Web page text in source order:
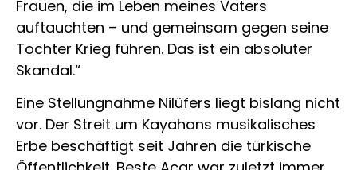
Frauen, die im Leben meines Vaters
auftauchten – und gemeinsam gegen seine
Tochter Krieg führen. Das ist ein absoluter
Skandal.“
Eine Stellungnahme Nilüfers liegt bislang nicht
vor. Der Streit um Kayahans musikalisches
Erbe beschäftigt seit Jahren die türkische